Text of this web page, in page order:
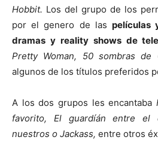
Hobbit. Los del grupo de los
por el genero de laspelículas
dramas y reality shows de
Pretty Woman, 50 sombras
algunos de los títulos preferidos
A los dos grupos les encantaba
favorito, El guardíán entre el
nuestros o Jackass, entre otros